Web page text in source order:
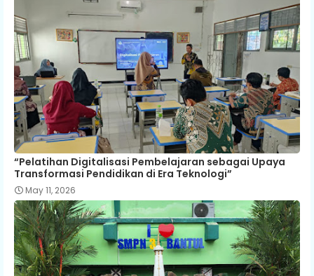
“Pelatihan Digitalisasi Pembelajaran sebagai Upaya
Transformasi Pendidikan di Era Teknologi”
May 11, 2026